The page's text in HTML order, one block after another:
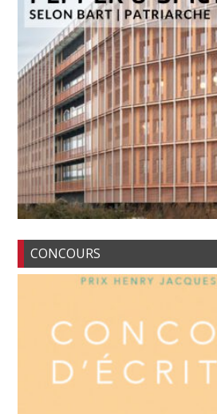
CONCOURS